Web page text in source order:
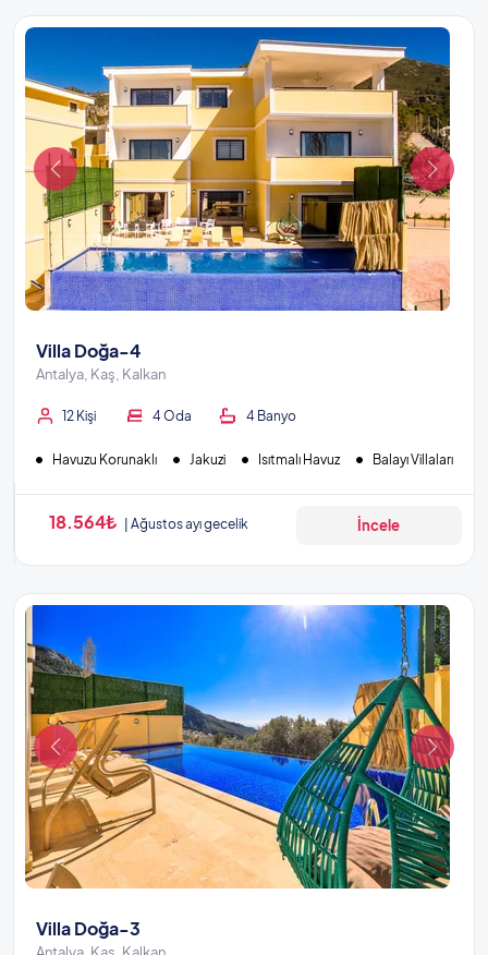
Villa Doğa-4
Antalya, Kaş, Kalkan
12 Kişi 4 Oda 4 Banyo
Havuzu Korunaklı Jakuzi Isıtmalı Havuz Balayı Villaları
18.564₺ Ağustos ayı gecelik İncele
Villa Doğa-3